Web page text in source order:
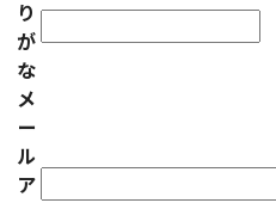
り
が
な
メ
ー
ル
ア